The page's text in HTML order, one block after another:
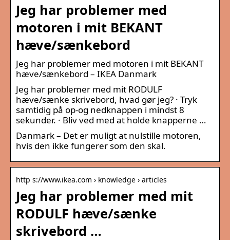
Jeg har problemer med
motoren i mit BEKANT
hæve/sænkebord
Jeg har problemer med motoren i mit BEKANT
hæve/sænkebord – IKEA Danmark
Jeg har problemer med mit RODULF
hæve/sænke skrivebord, hvad gør jeg? · Tryk
samtidig på op-og nedknappen i mindst 8
sekunder. · Bliv ved med at holde knapperne …
Danmark – Det er muligt at nulstille motoren,
hvis den ikke fungerer som den skal.
http s://www.ikea.com › knowledge › articles
Jeg har problemer med mit
RODULF hæve/sænke
skrivebord …